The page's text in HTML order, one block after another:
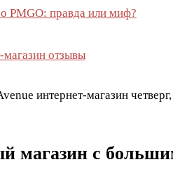
PMGO: правда или миф?
отзывы
интернет-магазин
магазин с